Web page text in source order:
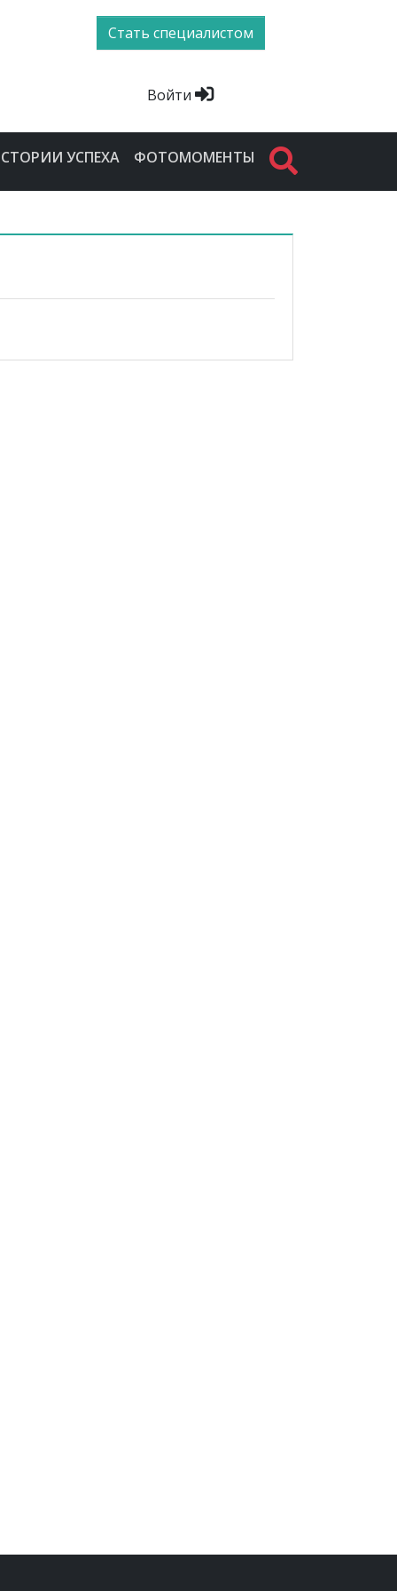
Стать специалистом
Войти
УСПЕХА ФОТОМОМЕНТЫ